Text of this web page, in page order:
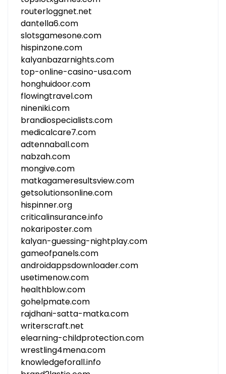
routerloggnet.net
dantella6.com
slotsgamesone.com
hispinzone.com
kalyanbazarnights.com
top-online-casino-usa.com
honghuidoor.com
flowingtravel.com
nineniki.com
brandiospecialists.com
medicalcare7.com
adtennaball.com
nabzah.com
mongive.com
matkagameresultsview.com
getsolutionsonline.com
hispinner.org
criticalinsurance.info
nokariposter.com
kalyan-guessing-nightplay.com
gameofpanels.com
androidappsdownloader.com
usetimenow.com
healthblow.com
gohelpmate.com
rajdhani-satta-matka.com
writerscraft.net
elearning-childprotection.com
wrestling4mena.com
knowledgeforall.info